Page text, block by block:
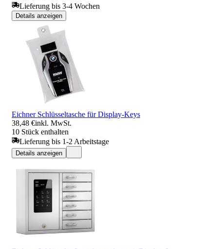
Lieferung bis 3-4 Wochen
Details anzeigen
Eichner Schlüsseltasche für Display-Keys
38,48 €inkl. MwSt.
10 Stück enthalten
Lieferung bis 1-2 Arbeitstage
Details anzeigen